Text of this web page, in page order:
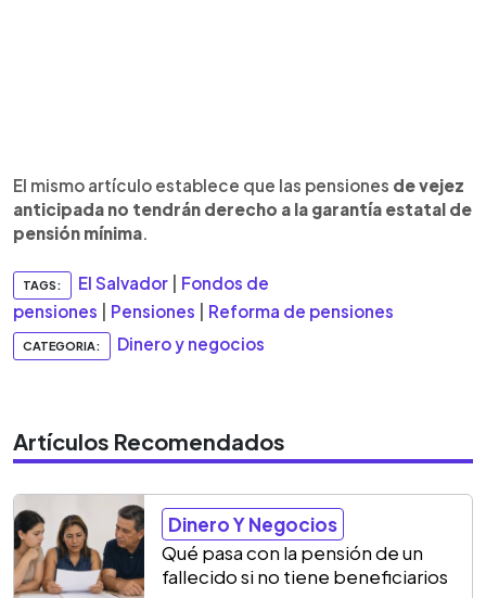
El mismo artículo establece que las pensiones de vejez
anticipada no tendrán derecho a la garantía estatal de
pensión mínima.
TAGS: El Salvador
Fondos de
pensiones
Pensiones Reforma de pensiones
CATEGORIA: Dinero y negocios
Artículos Recomendados
Dinero Y Negocios
Qué pasa con la pensión de un
fallecido si no tiene beneficiarios